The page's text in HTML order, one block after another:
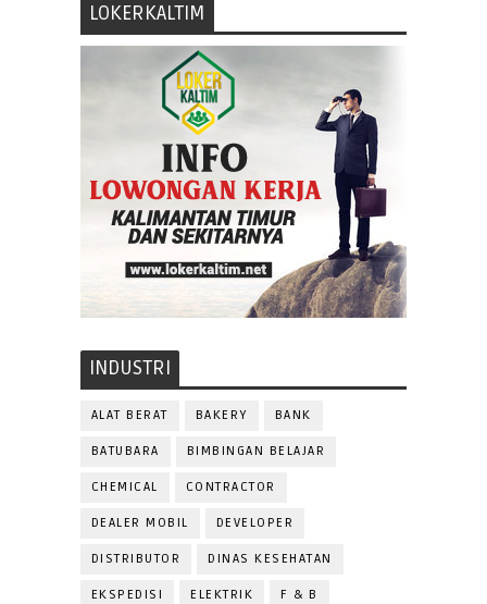
LOKERKALTIM
INDUSTRI
ALAT BERAT BAKERY BANK
BATUBARA BIMBINGAN BELAJAR
CHEMICAL CONTRACTOR
DEALER MOBIL DEVELOPER
DISTRIBUTOR DINAS KESEHATAN
EKSPEDISI ELEKTRIK F & B